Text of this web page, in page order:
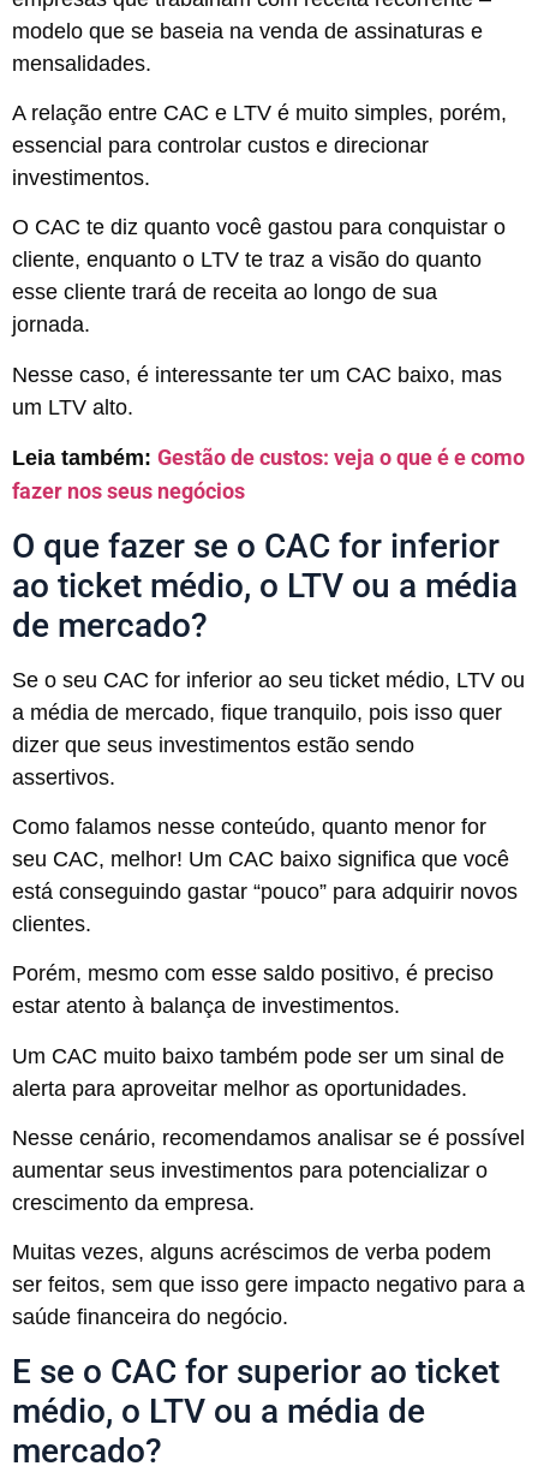
modelo que se baseia na venda de assinaturas e
mensalidades.
A relação entre CAC e LTV é muito simples, porém,
essencial para controlar custos e direcionar
investimentos.
O CAC te diz quanto você gastou para conquistar o
cliente, enquanto o LTV te traz a visão do quanto
esse cliente trará de receita ao longo de sua
jornada.
Nesse caso, é interessante ter um CAC baixo, mas
um LTV alto.
Leia também: Gestão de custos: veja o que é e como
fazer nos seus negócios
O que fazer se o CAC for inferior
ao ticket médio, o LTV ou a média
de mercado?
Se o seu CAC for inferior ao seu ticket médio, LTV ou
a média de mercado, fique tranquilo, pois isso quer
dizer que seus investimentos estão sendo
assertivos.
Como falamos nesse conteúdo, quanto menor for
seu CAC, melhor! Um CAC baixo significa que você
está conseguindo gastar “pouco” para adquirir novos
clientes.
Porém, mesmo com esse saldo positivo, é preciso
estar atento à balança de investimentos.
Um CAC muito baixo também pode ser um sinal de
alerta para aproveitar melhor as oportunidades.
Nesse cenário, recomendamos analisar se é possível
aumentar seus investimentos para potencializar o
crescimento da empresa.
Muitas vezes, alguns acréscimos de verba podem
ser feitos, sem que isso gere impacto negativo para a
saúde financeira do negócio.
E se o CAC for superior ao ticket
médio, o LTV ou a média de
mercado?